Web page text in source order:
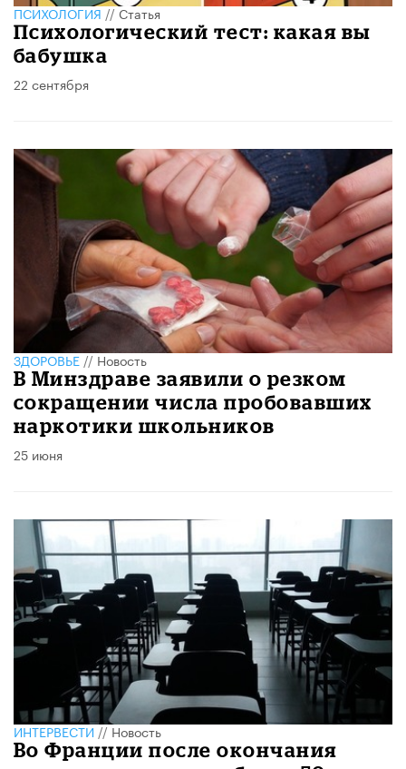
ПСИХОЛОГИЯ//Статья
Психологический тест: какая вы
бабушка
22 сентября
ЗДОРОВЬЕ//Новость
В Минздраве заявили о резком
сокращении числа пробовавших
наркотики школьников
25 июня
ИНТЕРВЕСТИ//Новость
Во Франции после окончания